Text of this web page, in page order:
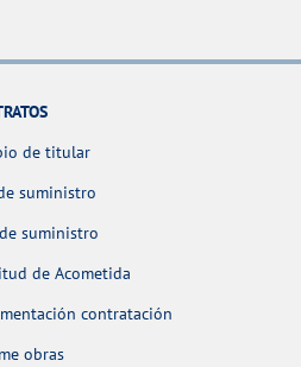
de titular
suministro
suministro
de Acometida
contratación
obras